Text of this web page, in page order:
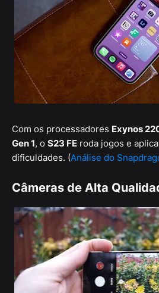
Com os processadores Exynos
Gen 1, o S23 FE roda jogos e
dificuldades. (Análise do
Câmeras de Alta